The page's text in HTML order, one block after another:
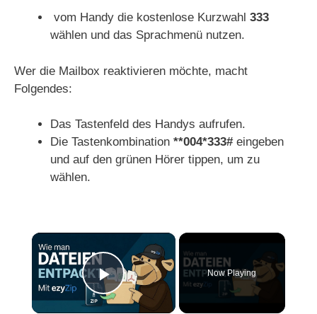
vom Handy die kostenlose Kurzwahl 333
wählen und das Sprachmenü nutzen.
Wer die Mailbox reaktivieren möchte, macht
Folgendes:
Das Tastenfeld des Handys aufrufen.
Die Tastenkombination **004*333#eingeben
und auf den grünen Hörer tippen, um zu
wählen.
×
Play Video
Now Playing